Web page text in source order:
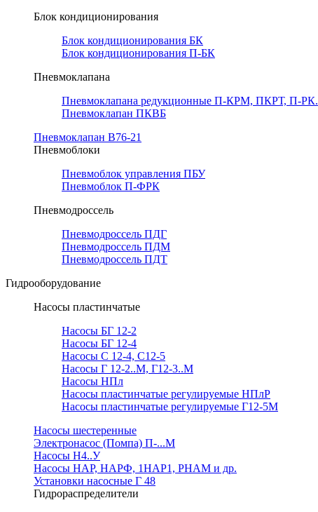
Блок кондиционирования
Блок кондиционирования БК
Блок кондиционирования П-БК
Пневмоклапана
Пневмоклапана редукционные П-КРМ, ПКРТ, П-РК.
Пневмоклапан ПКВБ
Пневмоклапан В76-21
Пневмоблоки
Пневмоблок управления ПБУ
Пневмоблок П-ФРК
Пневмодроссель
Пневмодроссель ПДГ
Пневмодроссель ПДМ
Пневмодроссель ПДТ
Гидрооборудование
Насосы пластинчатые
Насосы БГ 12-2
Насосы БГ 12-4
Насосы С 12-4, С12-5
Насосы Г 12-2..М, Г12-3..М
Насосы НПл
Насосы пластинчатые регулируемые НПлР
Насосы пластинчатые регулируемые Г12-5М
Насосы шестеренные
Электронасос (Помпа) П-...М
Насосы Н4..У
Насосы НАР, НАРФ, 1НАР1, РНАМ и др.
Установки насосные Г 48
Гидрораспределители